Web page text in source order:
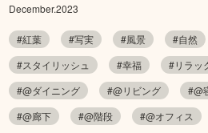
December.2023
#紅葉 #写実 #風景 #自然
#スタイリッシュ
#幸福 #リラッ
#@ダイニング
#@リビング #@
#@廊下
#@階段 #@オフィス